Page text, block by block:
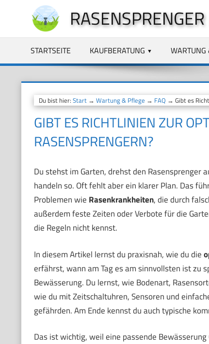
springen
STARTSEITE KAUFBERATUNG WARTUNG
Du bist hier: Start→ Wartung & Pflege → FAQ → Gibt es
GIBT ES RICHTLINIEN ZUR
RASENSPRENGERN?
Du stehst im Garten, drehst den Rasensprenger
handeln so. Oft fehlt aber ein klarer Plan. Das
Problemen wie Rasenkrankheiten, die durch
außerdem feste Zeiten oder Verbote für die
die Regeln nicht kennst.
In diesem Artikel lernst du praxisnah, wie du die
erfährst, wann am Tag es am sinnvollsten ist zu
Bewässerung. Du lernst, wie Bodenart,
wie du mit Zeitschaltuhren, Sensoren und
gefährden. Am Ende kennst du auch typische
Das ist wichtig, weil eine passende